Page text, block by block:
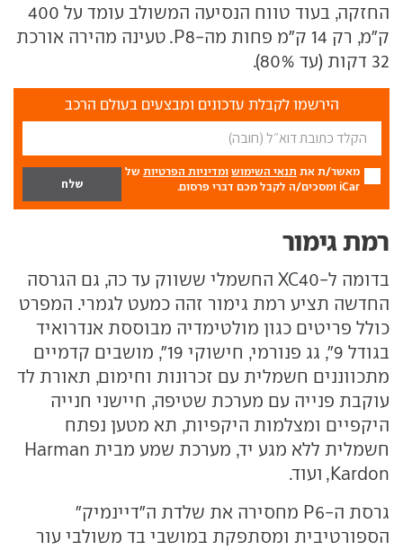
החזקה, בעוד טווח הנסיעה המשולב עומד על 400
ק"מ, רק 14 ק"מ פחות מה-P8. טעינה מהירה אורכת
32 דקות (עד 80%).
הירשמו לקבלת עדכונים ומבצעים בעולם הרכב
מאשר/ת את תנאי השימוש ומדיניות הפרטיות של
iCar ומסכים/ה לקבל מכם דברי פרסום.
רמת גימור
בדומה ל-XC40 החשמלי ששווק עד כה, גם הגרסה
החדשה תציע רמת גימור זהה כמעט לגמרי. המפרט
כולל פריטים כגון מולטימדיה מבוססת אנדרואיד
בגודל 9", גג פנורמי, חישוקי 19", מושבים קדמיים
מתכווננים חשמלית עם זכרונות וחימום, תאורת לד
עוקבת פנייה עם מערכת שטיפה, חיישני חנייה
היקפיים ומצלמות היקפיות, תא מטען נפתח
חשמלית ללא מגע יד, מערכת שמע מבית Harman
Kardon, ועוד.
גרסת ה-P6 מחסירה את שלדת ה"דיינמיק"
הספורטיבית ומסתפקת במושבי בד משולבי עור